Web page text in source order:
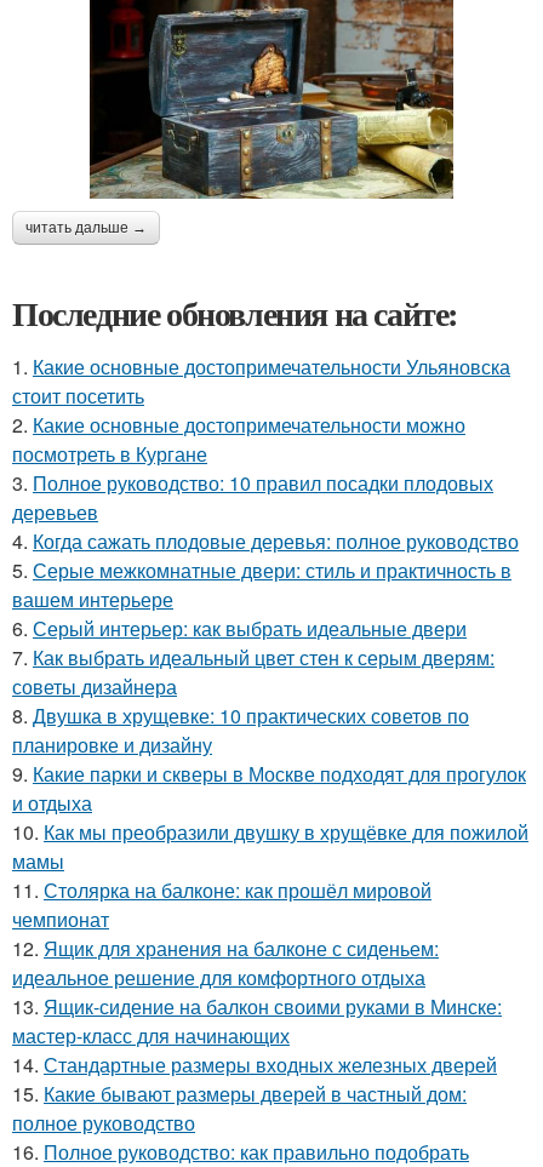
читать дальше →
Последние обновления на сайте:
1. Какие основные достопримечательности Ульяновска
стоит посетить
2. Какие основные достопримечательности можно
посмотреть в Кургане
3. Полное руководство: 10 правил посадки плодовых
деревьев
4. Когда сажать плодовые деревья: полное руководство
5. Серые межкомнатные двери: стиль и практичность в
вашем интерьере
6. Серый интерьер: как выбрать идеальные двери
7. Как выбрать идеальный цвет стен к серым дверям:
советы дизайнера
8. Двушка в хрущевке: 10 практических советов по
планировке и дизайну
9. Какие парки и скверы в Москве подходят для прогулок
и отдыха
10. Как мы преобразили двушку в хрущёвке для пожилой
мамы
11. Столярка на балконе: как прошёл мировой
чемпионат
12. Ящик для хранения на балконе с сиденьем:
идеальное решение для комфортного отдыха
13. Ящик-сидение на балкон своими руками в Минске:
мастер-класс для начинающих
14. Стандартные размеры входных железных дверей
15. Какие бывают размеры дверей в частный дом:
полное руководство
16. Полное руководство: как правильно подобрать